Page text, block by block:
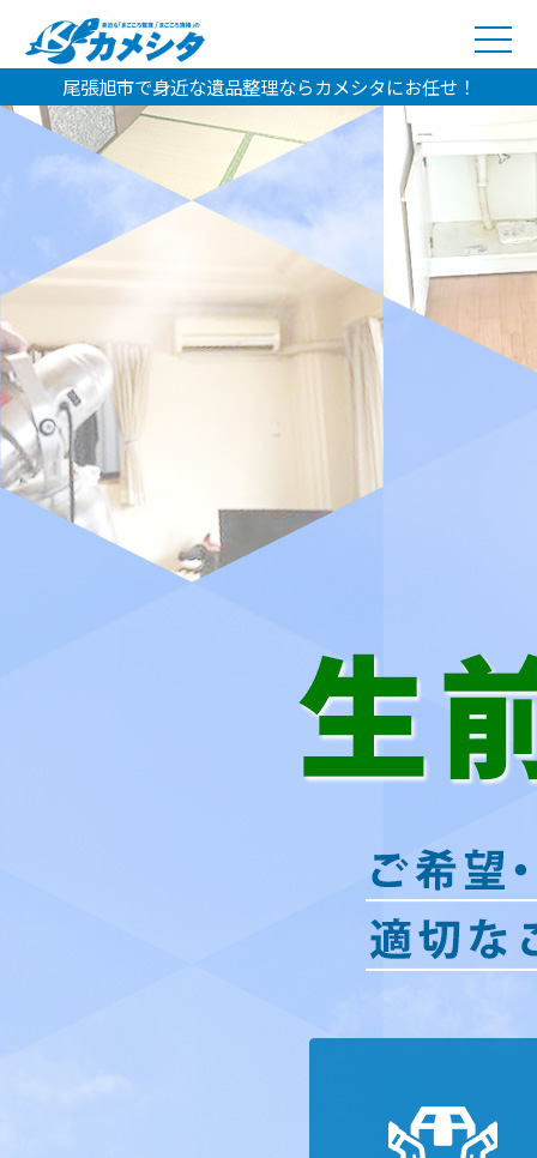
尾張旭市で身近な遺品整理ならカメシタにお任せ！